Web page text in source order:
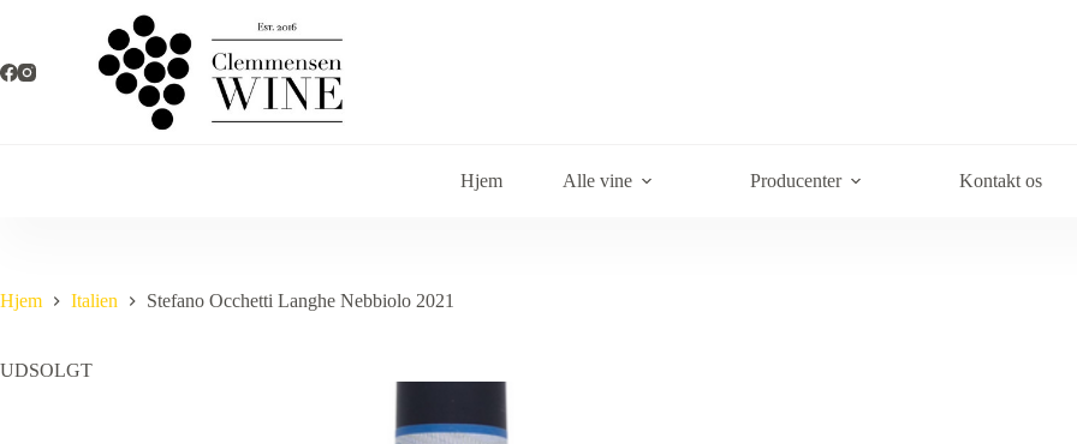
Hjem Alle vine Producenter Kontakt os
Hjem Italien Stefano Occhetti Langhe Nebbiolo 2021
UDSOLGT